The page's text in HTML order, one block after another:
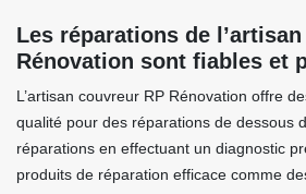
Les réparations de
Rénovation sont fiables et
L’artisan couvreur RP Rénovation offre
qualité pour des réparations de dessous
réparations en effectuant un diagnostic
produits de réparation efficace comme